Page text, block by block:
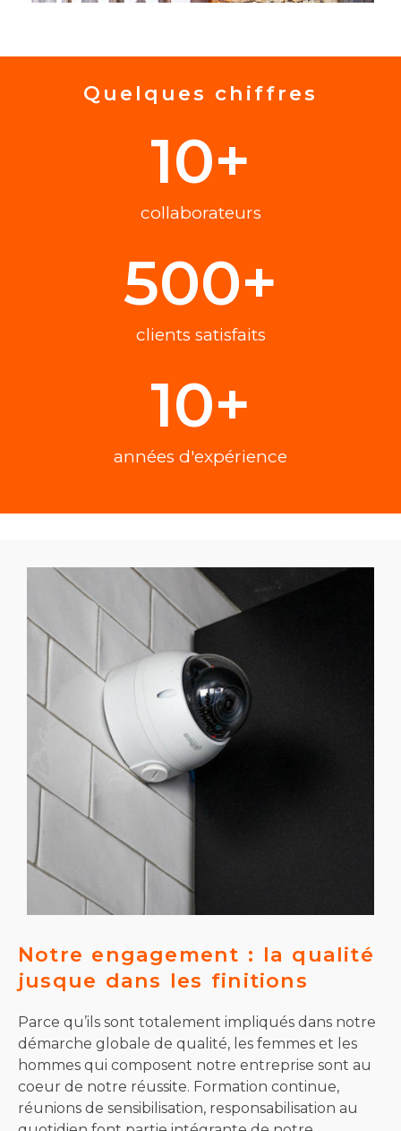
Quelques chiffres
10+
collaborateurs
500+
clients satisfaits
10+
années d'expérience
Notre engagement : la qualité
jusque dans les finitions
Parce qu’ils sont totalement impliqués dans notre
démarche globale de qualité, les femmes et les
hommes qui composent notre entreprise sont au
coeur de notre réussite. Formation continue,
réunions de sensibilisation, responsabilisation au